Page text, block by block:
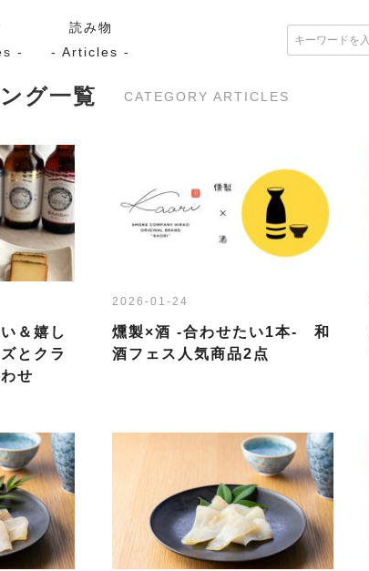
-
モーク
レミアム
け魚
Kaoriセレクト
読み物
- Articles -
グ一覧 CATEGORY ARTICLES
＆嬉し
とクラ
せ
2026-01-24
燻製×酒 -合わせたい1本- 和
酒フェス人気商品2点